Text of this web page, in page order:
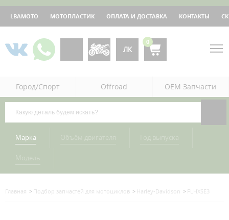
LBAMOTO МОТОПЛАСТИК ОПЛАТА И ДОСТАВКА КОНТАКТЫ
ЛК
0
Город/Спорт Offroad OEM Запчасти
Марка
Главная Подбор запчастей для мотоциклов Harley-Davidson FLHXSE3